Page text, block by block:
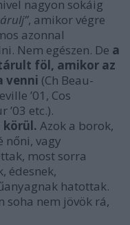
nagyon sokáig
, amikor végre
azonnal
Nem egészen. De a
föl, amikor az
venni (Ch Beau-
’01, Cos
’03 etc.).
Azok a borok,
nőni, vagy
most sorra
édesnek,
hatottak.
soha nem jövök rá,